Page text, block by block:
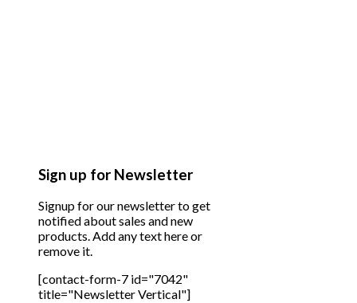
Sign up for Newsletter
Signup for our newsletter to get
notified about sales and new
products. Add any text here or
remove it.
[contact-form-7 id="7042"
title="Newsletter Vertical"]